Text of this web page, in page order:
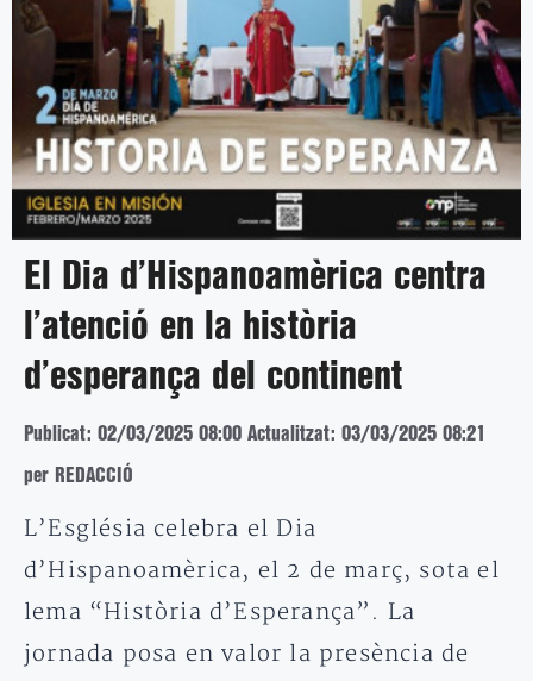
El Dia d’Hispanoamèrica centra
l’atenció en la història
d’esperança del continent
Publicat: 02/03/2025 08:00 Actualitzat: 03/03/2025 08:21
per REDACCIÓ
L’Església celebra el Dia
d’Hispanoamèrica, el 2 de març, sota el
lema “Història d’Esperança”. La
jornada posa en valor la presència de